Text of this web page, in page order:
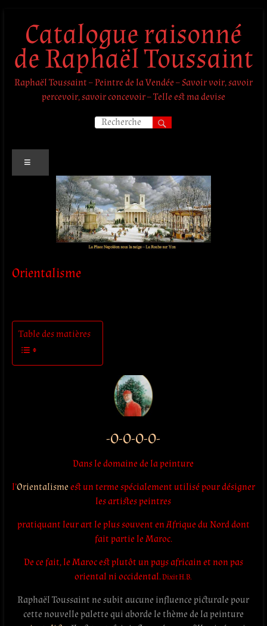
contenuCatalogue raisonné
de Raphaël Toussaint
Raphaël Toussaint – Peintre de la Vendée – Savoir voir, savoir
percevoir, savoir concevoir – Telle est ma devise
Orientalisme
Table des matières
-O-O-O-O-
Dans le domaine de la peinture
l’Orientalismeest un terme spécialement utilisé pour désigner
les artistes peintres
pratiquant leur art le plus souvent en Afrique du Nord dont
fait partie le Maroc.
De ce fait, le Maroc est plutôt un pays africain et non pas
oriental ni occidental.Dixit H.B.
Raphaël Toussaint ne subit aucune influence picturale pour
cette nouvelle palette qui aborde le thème de la peinture